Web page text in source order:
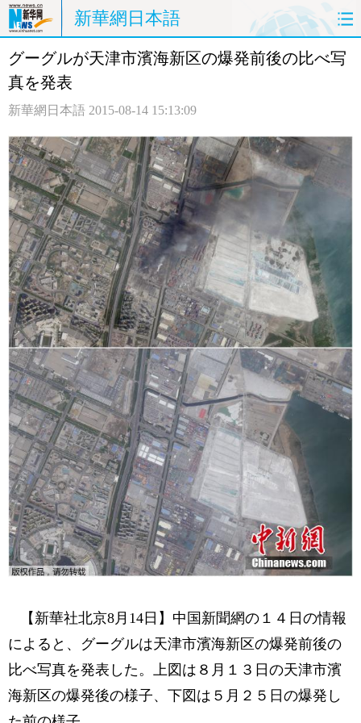
新華網日本語
ホームページ 政治 経済
観光 評論 写真
中日対訳
グーグルが天津市濱海新区の爆発前後の比べ写
真を発表
新華網日本語 2015-08-14 15:13:09
【新華社北京8月14日】中国新聞網の１４日の情報
によると、グーグルは天津市濱海新区の爆発前後の
比べ写真を発表した。上図は８月１３日の天津市濱
海新区の爆発後の様子、下図は５月２５日の爆発し